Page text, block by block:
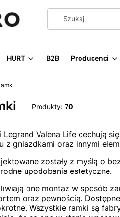
HURT B2B Producenci
Produkty: 70
Legrand Valena Life cechują
z gniazdkami oraz innymi
zostały z myślą o
upodobania estetyczne.
one montaż w sposób
oraz pewnością.
Wszystkie ramki są